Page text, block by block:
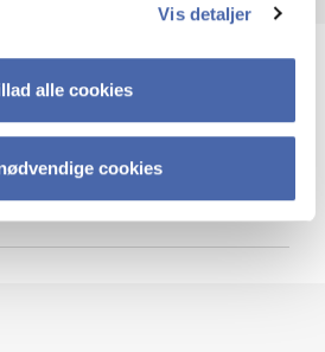
Vis detaljer
alle cookies
cookies